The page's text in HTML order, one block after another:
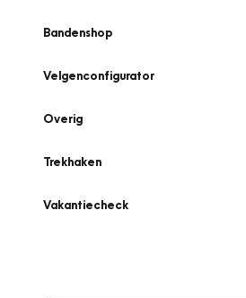
Bandenshop
Velgenconfigurator
Overig
Trekhaken
Vakantiecheck